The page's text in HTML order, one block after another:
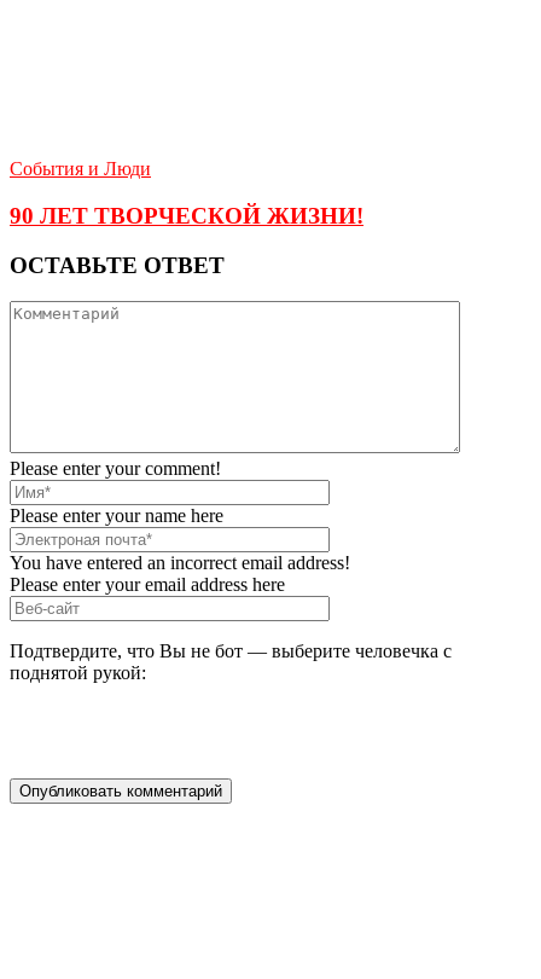
События и Люди
90 ЛЕТ ТВОРЧЕСКОЙ ЖИЗНИ!
ОСТАВЬТЕ ОТВЕТ
Please enter your comment!
Please enter your name here
You have entered an incorrect email address!
Please enter your email address here
Подтвердите, что Вы не бот — выберите человечка с
поднятой рукой: